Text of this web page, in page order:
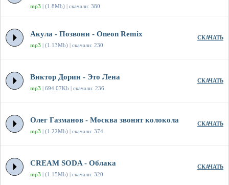
mp3 | (1.8Mb) | скачали: 380
Акула - Позвони - Oneon Remix
mp3 | (1.13Mb) | скачали: 230
СКАЧАТЬ
Виктор Дорин - Это Лена
mp3 | 694.07Kb | скачали: 236
СКАЧАТЬ
Олег Газманов - Москва звонят колокола
mp3 | (1.22Mb) | скачали: 374
СКАЧАТЬ
CREAM SODA - Облака
mp3 | (1.15Mb) | скачали: 320
СКАЧАТЬ